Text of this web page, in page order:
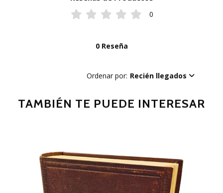
0
0 Reseña
Ordenar por: Recién llegados
TAMBIÉN TE PUEDE INTERESAR